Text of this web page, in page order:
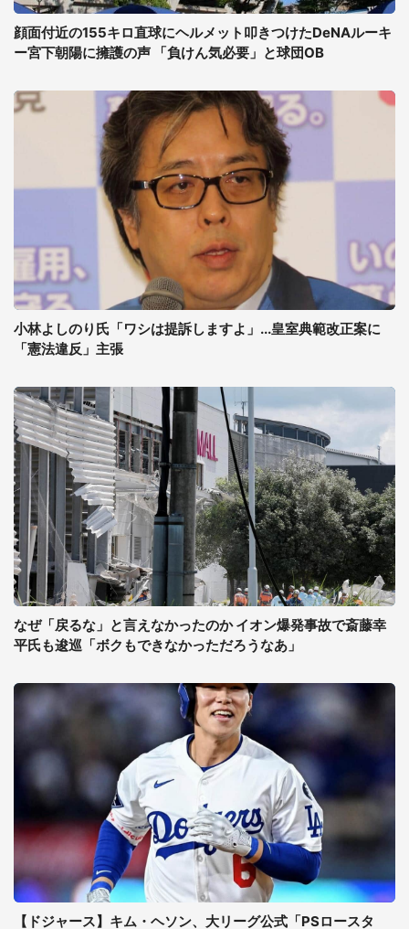
顔面付近の155キロ直球にヘルメット叩きつけたDeNAルーキ
ー宮下朝陽に擁護の声 「負けん気必要」と球団OB
小林よしのり氏「ワシは提訴しますよ」...皇室典範改正案に
「憲法違反」主張
なぜ「戻るな」と言えなかったのか イオン爆発事故で斎藤幸
平氏も逡巡「ボクもできなかっただろうなあ」
【ドジャース】キム・ヘソン、大リーグ公式「PSロースタ